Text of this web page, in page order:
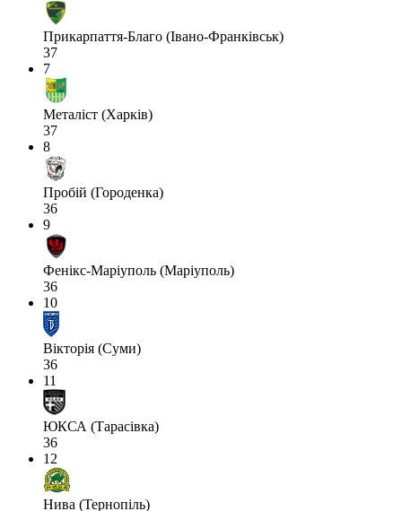
Прикарпаття-Благо (Івано-Франківськ)
37
7
Металіст (Харків)
37
8
Пробій (Городенка)
36
9
Фенікс-Маріуполь (Маріуполь)
36
10
Вікторія (Суми)
36
11
ЮКСА (Тарасівка)
36
12
Нива (Тернопіль)